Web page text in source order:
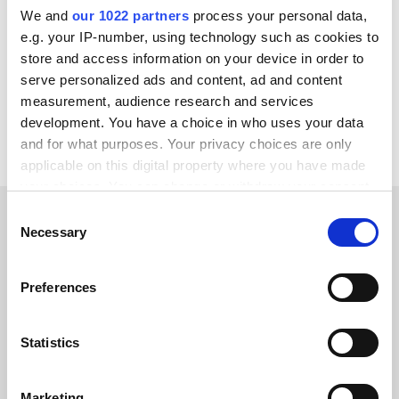
We and our 1022 partners process your personal data,
e.g. your IP-number, using technology such as cookies to
store and access information on your device in order to
serve personalized ads and content, ad and content
measurement, audience research and services
development. You have a choice in who uses your data
and for what purposes. Your privacy choices are only
applicable on this digital property where you have made
the Privacy trigger icon.
Collect information about your geographical location
Identify your device by actively scanning it for
Find out more about how your personal data is processed
Selection
Necessary
Preferences
Statistics
ChannelEngine GS1 Zoho CRM
Zoey
WordPress
Yotpo XL-ENZ WooCommerce
Voir toutes les intégrations Wix
See what our happy